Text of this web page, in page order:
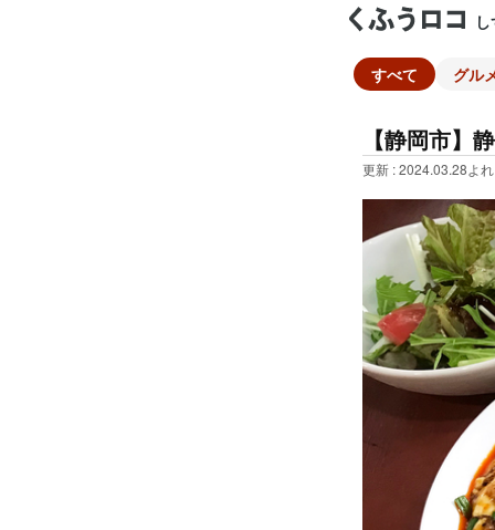
すべて グル
【静岡市】
更新 : 2024.03.28よ